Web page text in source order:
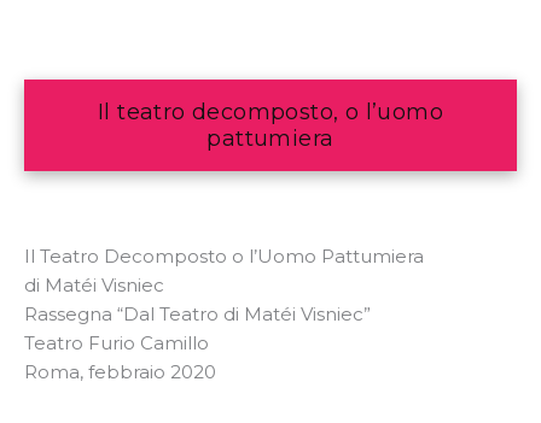
Il teatro decomposto, o l’uomo
pattumiera
Il Teatro Decomposto o l’Uomo Pattumiera
di Matéi Visniec
Rassegna “Dal Teatro di Matéi Visniec”
Teatro Furio Camillo
Roma, febbraio 2020